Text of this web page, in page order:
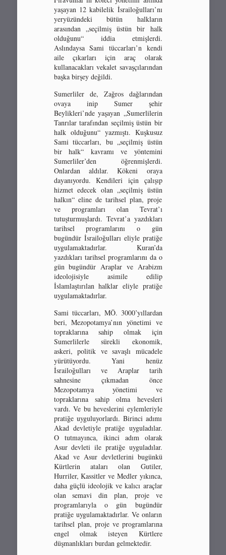
yaşayan 12 kabilelik İsrailoğulları’nı
yeryüzündeki bütün halkların
arasından „seçilmiş üstün bir halk
olduğunu“ iddia etmişlerdi.
Aslındaysa Sami tüccarları’n kendi
aile çıkarları için araç olarak
kullanacakları vekalet savaşçılarından
başka birşey değildi.
Sumerliler de, Zağros dağlarından
ovaya inip Sumer şehir
Beylikleri’nde yaşayan „Sumerlilerin
Tanrılar tarafından seçilmiş üstün bir
halk olduğunu“ yazmıştı. Kuşkusuz
Sami tüccarları, bu „seçilmiş üstün
bir halk“ kavramı ve yöntemini
Sumerliler’den öğrenmişlerdi.
Onlardan aldılar. Kökeni oraya
dayanıyordu. Kendileri için çalışıp
hizmet edecek olan „seçilmiş üstün
halkın“ eline de tarihsel plan, proje
ve programları olan Tevrat’ı
tutuşturmuşlardı. Tevrat’a yazdıkları
tarihsel programlarını o gün
bugündür İsrailoğulları eliyle pratiğe
uygulamaktadırlar. Kuran’da
yazdıkları tarihsel programlarını da o
gün bugündür Araplar ve Arabizm
ideolojisiyle asimile edilip
İslamlaştırılan halklar eliyle pratiğe
uygulamaktadırlar.
Sami tüccarları, MÖ. 3000’yıllardan
beri, Mezopotamya’nın yönetimi ve
topraklarına sahip olmak için
Sumerlilerle sürekli ekonomik,
askeri, politik ve savaşlı mücadele
yürütüyordu. Yani henüz
İsrailoğulları ve Araplar tarih
sahnesine çıkmadan önce
Mezopotamya yönetimi ve
topraklarına sahip olma hevesleri
vardı. Ve bu heveslerini eylemleriyle
pratiğe uyguluyorlardı. Birinci adımı
Akad devletiyle pratiğe uyguladılar.
O tutmayınca, ikinci adım olarak
Asur devleti ile pratiğe uyguladılar.
Akad ve Asur devletlerini bugünkü
Kürtlerin ataları olan Gutiler,
Hurriler, Kassitler ve Medler yıkınca,
daha güçlü ideolojik ve kalıcı araçlar
olan semavi din plan, proje ve
programlarıyla o gün bugündür
pratiğe uygulamaktadırlar. Ve onların
tarihsel plan, proje ve programlarına
engel olmak isteyen Kürtlere
düşmanlıkları burdan gelmektedir.